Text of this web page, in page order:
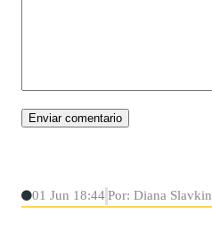
01 Jun 18:44Por: Diana Slavkin